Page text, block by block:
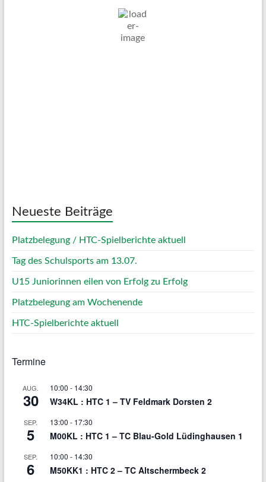
16
Neueste Beiträge
Platzbelegung / HTC-Spielberichte aktuell
Tag des Schulsports am 13.07.
U15 Juniorinnen eilen von Erfolg zu Erfolg
Platzbelegung am Wochenende
HTC-Spielberichte aktuell
Termine
AUG.
30
10:00 - 14:30
W34KL : HTC 1 – TV Feldmark Dorsten 2
SEP.
5
13:00 - 17:30
M00KL : HTC 1 – TC Blau-Gold Lüdinghausen 1
SEP.
6
10:00 - 14:30
M50KK1 : HTC 2 – TC Altschermbeck 2